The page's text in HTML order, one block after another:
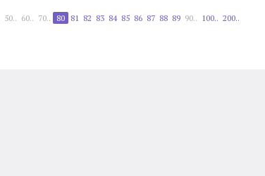
50.. 60.. 70.. 80 81 82 83 84 85 86 87 88 89 90.. 100.. 200..